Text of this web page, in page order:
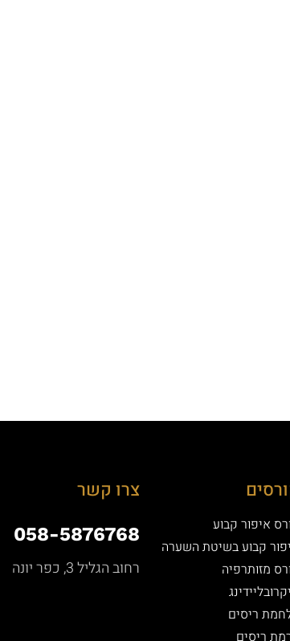
איפור קבוע
קבוע בשיטת השערה
מזותרפיה
ריסים
ריסים
צרו קשר
058-5876768
רחוב הגליל 3, כפר יונה